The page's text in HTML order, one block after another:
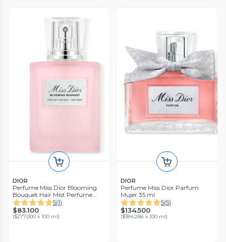
DIOR
Perfume Miss Dior Blooming
Bouquet Hair Mist Perfume
para el cabello 30 ml
5(1)
$83.100
($277.000 x 100 ml)
DIOR
Perfume Miss Dior Parfum
Mujer 35 ml
5(5)
$134.500
($384.286 x 100 ml)